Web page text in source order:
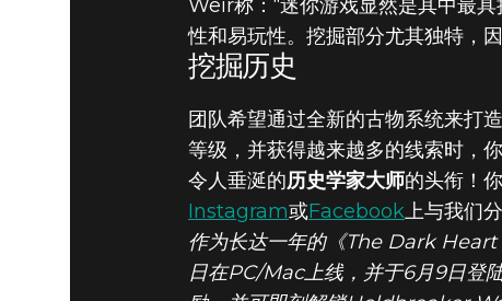
Weir称：“迷你游戏显然是其中最
性和易玩性。挖掘部分尤其独特，
挖掘历史
团队希望通过全新的古物系统来打
等级，并获得越来越多的线索时，
令人垂涎的历史学家大师的头衔！
Instagram或Facebook上与我们分
作为长达一年的《The Dark
日在PC/Mac上线，并于6月9日